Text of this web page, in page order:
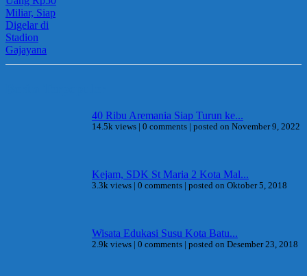
40 Ribu Aremania Siap Turun ke...
14.5k views 0 comments posted on November 9, 2022
Kejam, SDK St Maria 2 Kota Mal...
3.3k views 0 comments posted on Oktober 5, 2018
Wisata Edukasi Susu Kota Batu...
2.9k views 0 comments posted on Desember 23, 2018